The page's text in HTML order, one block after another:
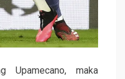
Upamecano, maka